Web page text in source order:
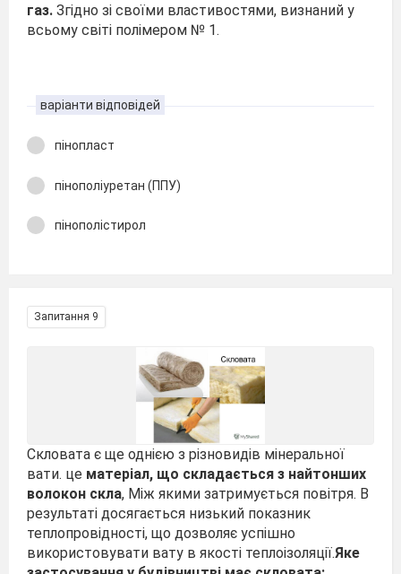
газ. Згідно зі своїми властивостями, визнаний у
всьому світі полімером № 1.
варіанти відповідей
пінопласт
пінополіуретан (ППУ)
пінополістирол
Запитання 9
Скловата є ще однією з різновидів мінеральної
вати. це матеріал, що складається з найтонших
волокон скла, Між якими затримується повітря. В
результаті досягається низький показник
теплопровідності, що дозволяє успішно
використовувати вату в якості теплоізоляції.Яке